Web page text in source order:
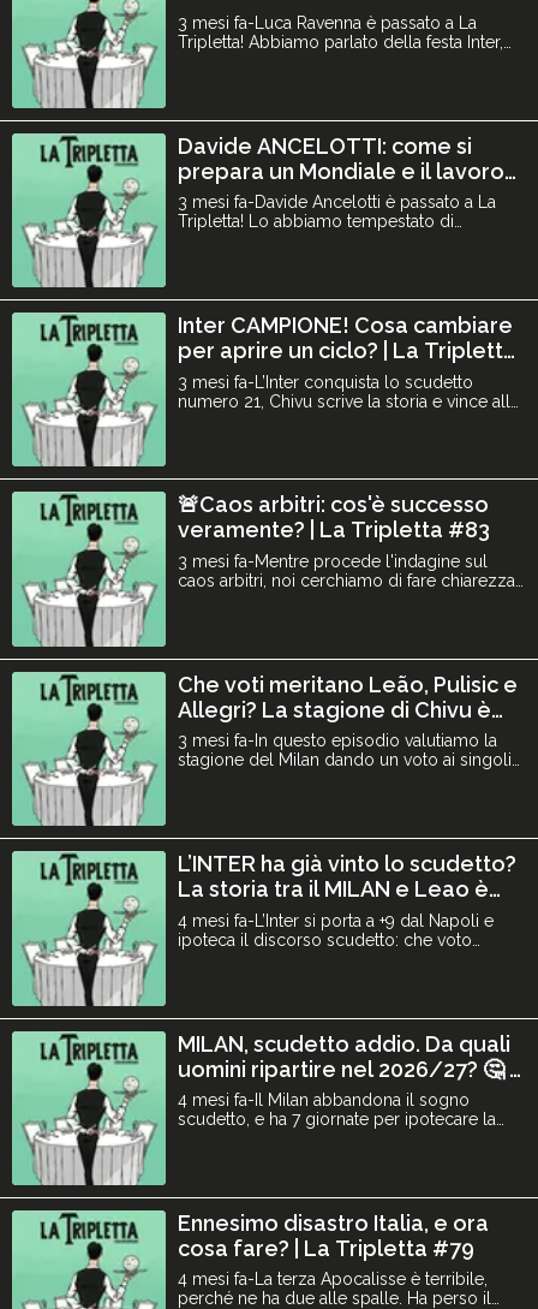
fine stagione! | La Tripletta #86
3 mesi fa-Luca Ravenna è passato a La
Tripletta! Abbiamo parlato della festa Inter,
abbiamo assegnato i premi ai singoli. Siete
d’accordo con le nostre scelte? Fateci
sapere la vostra nei co
Davide ANCELOTTI: come si
prepara un Mondiale e il lavoro
con papà Carlo | La Tripletta #85
3 mesi fa-Davide Ancelotti è passato a La
Tripletta! Lo abbiamo tempestato di
rapporto con papà Carlo, quale squadra
vorrebbe allenare in futuro (spoiler, c’è
anche il Milan) e tanti aned
Inter CAMPIONE! Cosa cambiare
per aprire un ciclo? | La Tripletta
#84
3 mesi fa-L’Inter conquista lo scudetto
numero 21, Chivu scrive la storia e vince alla
stagione? Non vince nessuna tra Milan, Juve
e Como e la lotta Champions rimane aperta.
Chi ri
🚨Caos arbitri: cos'è successo
veramente? | La Tripletta #83
3 mesi fa-Mentre procede l'indagine sul
caos arbitri, noi cerchiamo di fare chiarezza:
top 11 della Champions usando solo
giocatori tra le 4 semifinaliste! Fateci sapere
la vostra
Che voti meritano Leão, Pulisic e
Allegri? La stagione di Chivu è
migliore di quelle di Inzaghi? | La
Tripletta #82
3 mesi fa-In questo episodio valutiamo la
stagione del Milan dando un voto ai singoli
dovesse vincere anche la Coppa Italia,
sarebbe una stagione migliore rispetto a
tutte quelle di Inza
L’INTER ha già vinto lo scudetto?
La storia tra il MILAN e Leao è
finita? | La Tripletta #81
4 mesi fa-L’Inter si porta a +9 dal Napoli e
ipoteca il discorso scudetto: che voto
Champions, i tifosi fischiano la squadra e in
particolare Leão: la storia tra il portoghese e
il Milan
MILAN, scudetto addio. Da quali
uomini ripartire nel 2026/27? 🤔 |
La Tripletta #80
4 mesi fa-Il Milan abbandona il sogno
scudetto, e ha 7 giornate per ipotecare la
chi venderesti della rosa attuale? Fateci
sapere la vostra nei commenti! Con
Francesco Pietrella, Luca
Ennesimo disastro Italia, e ora
cosa fare? | La Tripletta #79
4 mesi fa-La terza Apocalisse è terribile,
perché ne ha due alle spalle. Ha perso il